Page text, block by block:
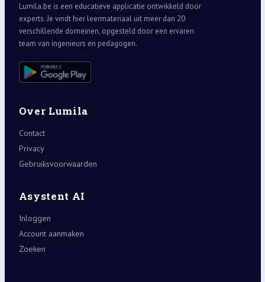
Lumila.be is een educatieve applicatie ontwikkeld door
experts. Je vindt hier leermateriaal uit meer dan 20
verschillende domeinen, opgesteld door een ervaren
team van ingenieurs en pedagogen.
Over Lumila
Contact
Privacy
Gebruiksvoorwaarden
Asystent AI
Inloggen
Account aanmaken
Zoeken